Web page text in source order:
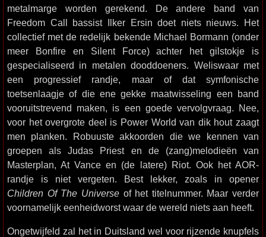
metalmarge worden gerekend. De andere band van
Freedom Call bassist Ilker Ersin doet niets nieuws. Het
collectief met de redelijk bekende Michael Bormann (onder
meer Bonfire en Silent Force) achter het gilstokje is
gespecialiseerd in metalen dooddoeners. Weliswaar met
een progressief randje, maar of dat symfonische
toetsenlaagje of die ene gekke maatwisseling een band
vooruitstrevend maken, is een goede vervolgvraag. Nee,
voor het overgrote deel is Power World van dik hout zaagt
men planken. Robuuste akkoorden die we kennen van
groepen als Judas Priest en de (zang)melodieën van
Masterplan, At Vance en (de latere) Riot. Ook het AOR-
randje is niet vergeten. Best lekker, zoals in opener
Children Of The Universeof het titelnummer. Maar verder
voornamelijk eenheidworst waar de wereld niets aan heeft.
Ongetwijfeld zal het in Duitsland wel voor rijzende knupfels